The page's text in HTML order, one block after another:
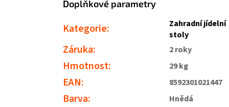
Doplňkové parametry
Kategorie:
Zahradní jídelní
stoly
Záruka: 2 roky
Hmotnost: 29 kg
EAN: 8592301021447
Barva: Hnědá